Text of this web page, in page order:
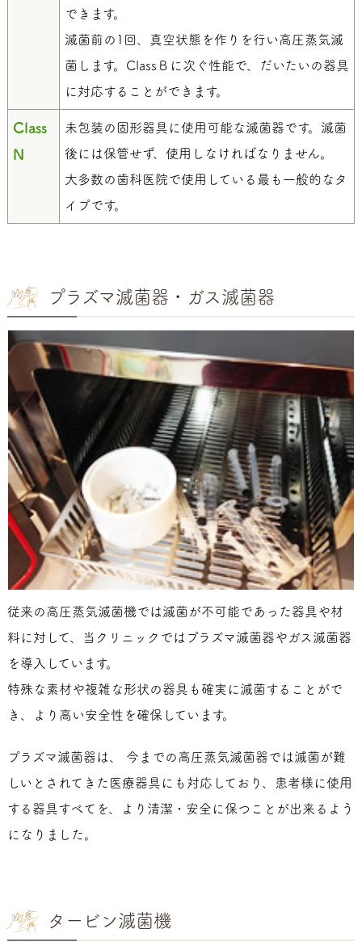
できます。
滅菌前の1回、真空状態を作りを行い高圧蒸気滅
菌します。ClassＢに次ぐ性能で、だいたいの器具
に対応することができます。
Class
N
未包装の固形器具に使用可能な滅菌器です。滅菌
後には保管せず、使用しなければなりません。
大多数の歯科医院で使用している最も一般的なタ
イプです。
プラズマ滅菌器・ガス滅菌器
従来の高圧蒸気滅菌機では滅菌が不可能であった器具や材
料に対して、当クリニックではプラズマ滅菌器やガス滅菌器
を導入しています。
特殊な素材や複雑な形状の器具も確実に滅菌することがで
き、より高い安全性を確保しています。
プラズマ滅菌器は、 今までの高圧蒸気滅菌器では滅菌が難
しいとされてきた医療器具にも対応しており、患者様に使用
する器具すべてを、より清潔・安全に保つことが出来るよう
になりました。
タービン滅菌機